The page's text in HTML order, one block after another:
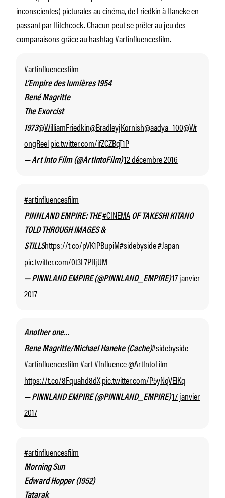
inconscientes) picturales au cinéma, de Friedkin à Haneke en
passant par Hitchcock. Chacun peut se prêter au jeu des
comparaisons grâce au hashtag #artinfluencesfilm.
#artinfluencesfilm
L’Empire des lumières 1954
René Magritte
The Exorcist
1973@WilliamFriedkin@BradleyjKornish@aadya_100@Wr
ongReelpic.twitter.com/ifZCZBqT1P
— Art Into Film (@ArtIntoFilm)12 décembre 2016
#artinfluencesfilm
PINNLAND EMPIRE: THE#CINEMA OF TAKESHI KITANO
TOLD THROUGH IMAGES &
STILLShttps://t.co/pVK1PBupiM#sidebyside#Japan
pic.twitter.com/0t3F7PRjUM
— PINNLAND EMPIRE (@PINNLAND_EMPIRE)17 janvier
2017
Another one…
Rene Magritte/Michael Haneke (Cache)#sidebyside
#artinfluencesfilm#art#Influence@ArtIntoFilm
https://t.co/8Fquahd8dXpic.twitter.com/P5yNqVElKq
— PINNLAND EMPIRE (@PINNLAND_EMPIRE)17 janvier
2017
#artinfluencesfilm
Morning Sun
Edward Hopper (1952)
Tatarak